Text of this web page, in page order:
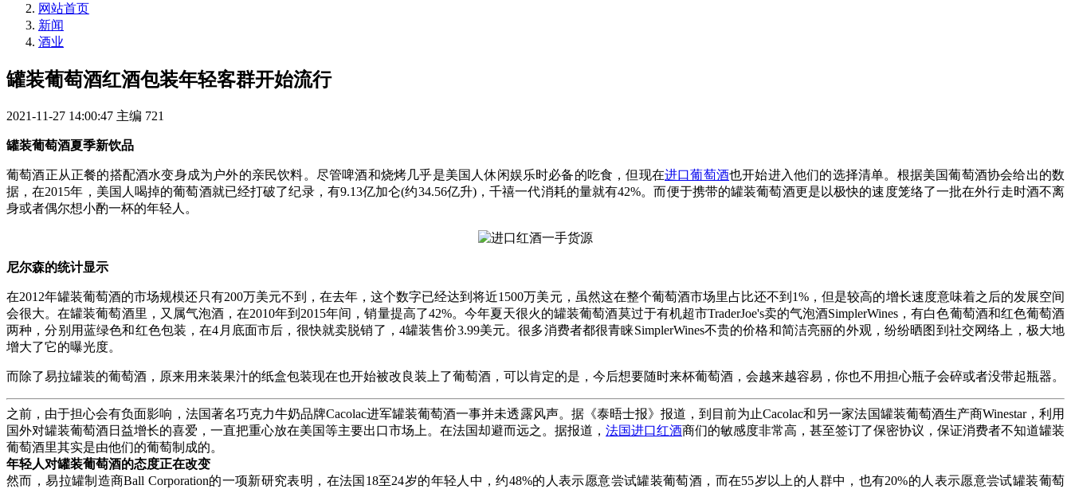
网站首页
新闻
酒业
罐装葡萄酒红酒包装年轻客群开始流行
2021-11-27 14:00:47 主编 721
罐装葡萄酒夏季新饮品
葡萄酒正从正餐的搭配酒水变身成为户外的亲民饮料。尽管啤酒和烧烤几乎是美国人休闲娱乐时必备的吃食，但现在进口葡萄酒也开始进入他们的选择清单。根据美国葡萄酒协会给出的数
据，在2015年，美国人喝掉的葡萄酒就已经打破了纪录，有9.13亿加仑(约34.56亿升)，千禧一代消耗的量就有42%。而便于携带的罐装葡萄酒更是以极快的速度笼络了一批在外行走时酒不离
身或者偶尔想小酌一杯的年轻人。
尼尔森的统计显示
在2012年罐装葡萄酒的市场规模还只有200万美元不到，在去年，这个数字已经达到将近1500万美元，虽然这在整个葡萄酒市场里占比还不到1%，但是较高的增长速度意味着之后的发展空间
会很大。在罐装葡萄酒里，又属气泡酒，在2010年到2015年间，销量提高了42%。今年夏天很火的罐装葡萄酒莫过于有机超市TraderJoe's卖的气泡酒SimplerWines，有白色葡萄酒和红色葡萄酒
两种，分别用蓝绿色和红色包装，在4月底面市后，很快就卖脱销了，4罐装售价3.99美元。很多消费者都很青睐SimplerWines不贵的价格和简洁亮丽的外观，纷纷晒图到社交网络上，极大地
增大了它的曝光度。
而除了易拉罐装的葡萄酒，原来用来装果汁的纸盒包装现在也开始被改良装上了葡萄酒，可以肯定的是，今后想要随时来杯葡萄酒，会越来越容易，你也不用担心瓶子会碎或者没带起瓶器。
之前，由于担心会有负面影响，法国著名巧克力牛奶品牌Cacolac进军罐装葡萄酒一事并未透露风声。据《泰晤士报》报道，到目前为止Cacolac和另一家法国罐装葡萄酒生产商Winestar，利用
国外对罐装葡萄酒日益增长的喜爱，一直把重心放在美国等主要出口市场上。在法国却避而远之。据报道， 法国进口红酒商们的敏感度非常高，甚至签订了保密协议，保证消费者不知道罐装
葡萄酒里其实是由他们的葡萄制成的。
年轻人对罐装葡萄酒的态度正在改变
然而，易拉罐制造商Ball Corporation的一项新研究表明，在法国18至24岁的年轻人中，约48%的人表示愿意尝试罐装葡萄酒，而在55岁以上的人群中，也有20%的人表示愿意尝试罐装葡萄